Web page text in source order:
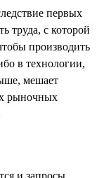
первых
труда, с которой
производить
в технологии,
мешает
рыночных
и запросы